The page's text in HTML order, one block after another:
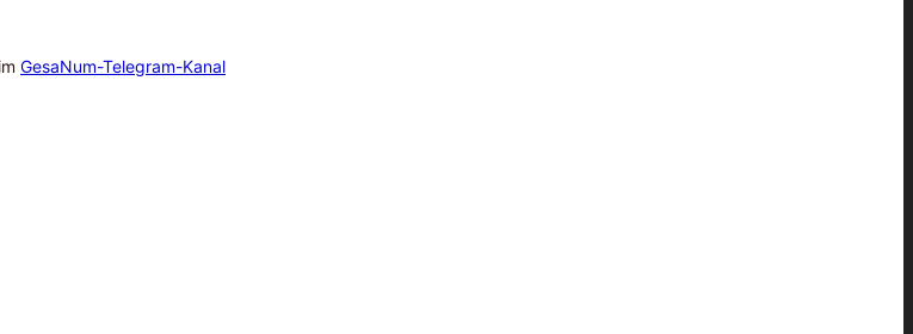
GesaNum-Telegram-Kanal